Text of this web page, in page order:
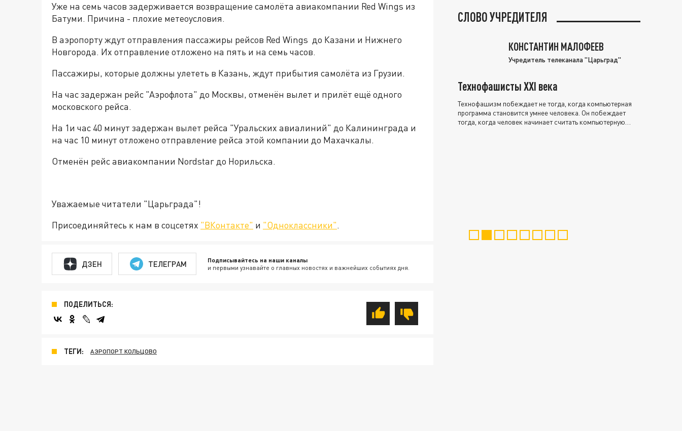
Уже на семь часов задерживается возвращение самолёта авиакомпании Red Wings из
Батуми. Причина - плохие метеоусловия.
В аэропорту ждут отправления пассажиры рейсов Red Wings до Казани и Нижнего
Новгорода. Их отправление отложено на пять и на семь часов.
Пассажиры, которые должны улететь в Казань, ждут прибытия самолёта из Грузии.
На час задержан рейс "Аэрофлота" до Москвы, отменён вылет и прилёт ещё одного
московского рейса.
На 1и час 40 минут задержан вылет рейса "Уральских авиалиний" до Калининграда и
на час 10 минут отложено отправление рейса этой компании до Махачкалы.
Отменён рейс авиакомпании Nordstar до Норильска.
Уважаемые читатели "Царьграда"!
Присоединяйтесь к нам в соцсетях "ВКонтакте" и "Одноклассники".
ДЗЕН ТЕЛЕГРАМ Подписывайтесь на наши каналы
и первыми узнавайте о главных новостях и важнейших событиях дня.
ПОДЕЛИТЬСЯ:
ТЕГИ: АЭРОПОРТ КОЛЬЦОВО
СЛОВО УЧРЕДИТЕЛЯ
КОНСТАНТИН МАЛОФЕЕВ
Учредитель телеканала "Царьград"
Технофашисты XXI века
Технофашизм побеждает не тогда, когда компьютерная
программа становится умнее человека. Он побеждает
тогда, когда человек начинает считать компьютерную